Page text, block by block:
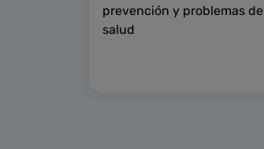
prevención y problemas de
salud